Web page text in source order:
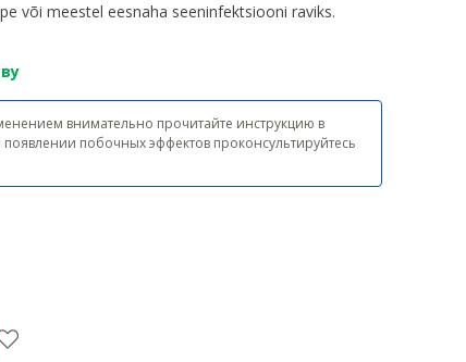
või meestel eesnaha seeninfektsiooni raviks.
внимательно прочитайте инструкцию в
побочных эффектов проконсультируйтесь